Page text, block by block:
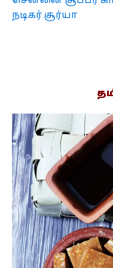
நடிகர் சூர்யா